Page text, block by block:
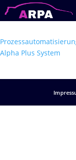
Alpha Plus System